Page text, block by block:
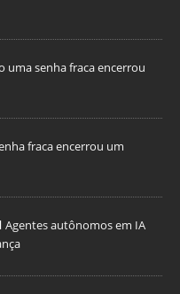
uma senha fraca encerrou
fraca encerrou um
Agentes autônomos em IA